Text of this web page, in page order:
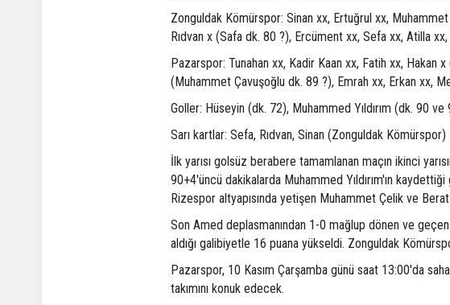
Zonguldak Kömürspor: Sinan xx, Ertuğrul xx,
Rıdvan x (Safa dk. 80 ?), Ercüment xx, Sefa xx, Atilla
Pazarspor: Tunahan xx, Kadir Kaan xx, Fatih xx, Hakan
(Muhammet Çavuşoğlu dk. 89 ?), Emrah xx, Erkan xx,
Goller: Hüseyin (dk. 72), Muhammed Yıldırım (dk. 90
Sarı kartlar: Sefa, Rıdvan, Sinan (Zonguldak Kömürspor)
İlk yarısı golsüz berabere tamamlanan maçın ikinci
90+4'üncü dakikalarda Muhammed Yıldırım'ın
Rizespor altyapısında yetişen Muhammet Çelik ve
Son Amed deplasmanından 1-0 mağlup dönen ve
aldığı galibiyetle 16 puana yükseldi. Zonguldak
Pazarspor, 10 Kasım Çarşamba günü saat 13:00'da
takımını konuk edecek.